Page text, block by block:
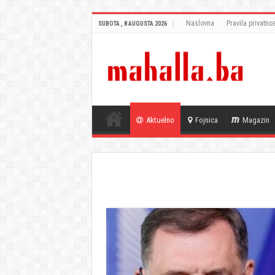
SUBOTA , 8 AUGUSTA 2026 Naslovna Pravila
Aktuelno Fojnica Magazin